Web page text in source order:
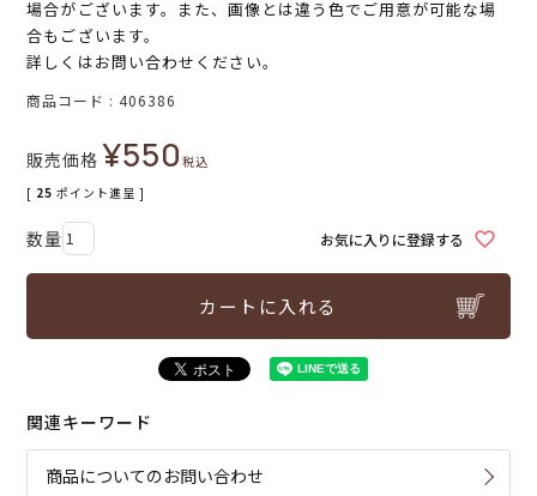
場合がございます。また、画像とは違う色でご用意が可能な場
合もございます。
詳しくはお問い合わせください。
商品コード 406386
販売価格 ¥550税込
[ 25 ポイント進呈 ]
お気に入りに登録する
カートに入れる
関連キーワード
商品についてのお問い合わせ